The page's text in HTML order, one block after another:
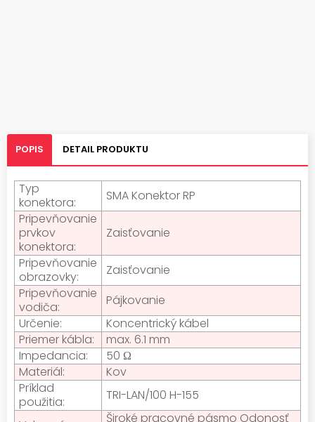
POPIS DETAIL PRODUKTU
Typ
konektora:
SMA Konektor RP
Pripevňovanie
prvkov
konektora:
Zaisťovanie
Pripevňovanie
obrazovky:
Zaisťovanie
Pripevňovanie
vodiča:
Pájkovanie
Určenie:
Koncentrický kábel
Priemer kábla:
max. 6.1 mm
Impedancia:
50 Ω
Materiál:
Kov
Príklad
použitia:
TRI-LAN/100 H-155
Široké pracovné pásmo Odonosť